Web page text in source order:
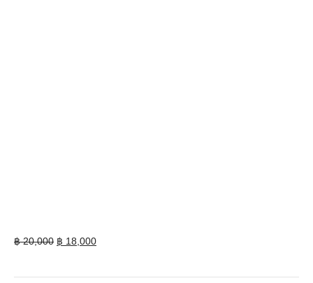
฿20,000 Original
฿ 18,000Current